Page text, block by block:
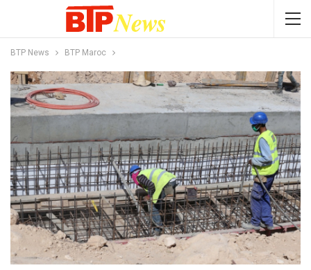
BTP News BTP Maroc